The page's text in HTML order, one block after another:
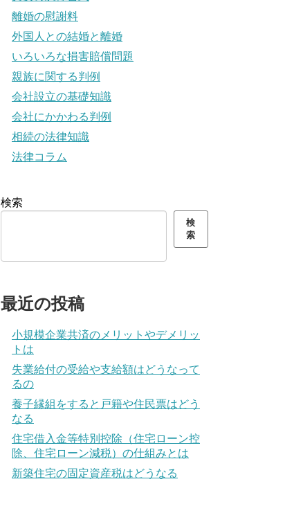
離婚の慰謝料
外国人との結婚と離婚
いろいろな損害賠償問題
親族に関する判例
会社設立の基礎知識
会社にかかわる判例
相続の法律知識
法律コラム
検索
検
索
最近の投稿
小規模企業共済のメリットやデメリッ
トは
失業給付の受給や支給額はどうなって
るの
養子縁組をすると戸籍や住民票はどう
なる
住宅借入金等特別控除（住宅ローン控
除、住宅ローン減税）の仕組みとは
新築住宅の固定資産税はどうなる